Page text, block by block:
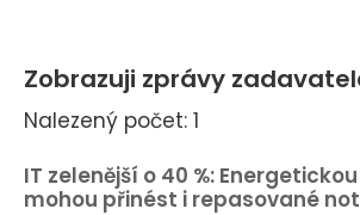
Zobrazuji zprávy
Nalezený počet: 1
IT zelenější o 40 %:
mohou přinést i repasované